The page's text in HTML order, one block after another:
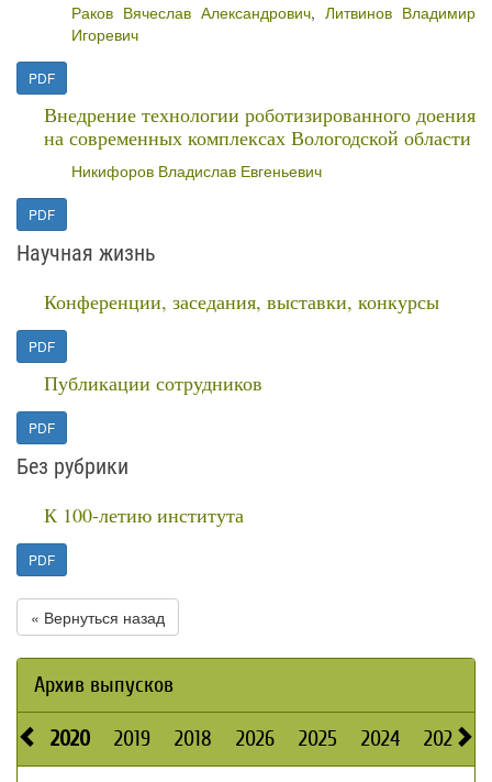
Раков Вячеслав Александрович, Литвинов Владимир
Игоревич
PDF
Внедрение технологии роботизированного доения
на современных комплексах Вологодской области
Никифоров Владислав Евгеньевич
PDF
Научная жизнь
Конференции, заседания, выставки, конкурсы
PDF
Публикации сотрудников
PDF
Без рубрики
К 100-летию института
PDF
« Вернуться назад
Архив выпусков
2020 2019 2018 2026 2025 2024 2023